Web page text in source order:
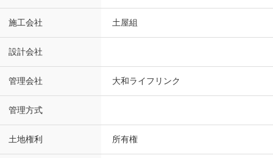
施工会社 土屋組
設計会社
管理会社 大和ライフリンク
管理方式
土地権利 所有権